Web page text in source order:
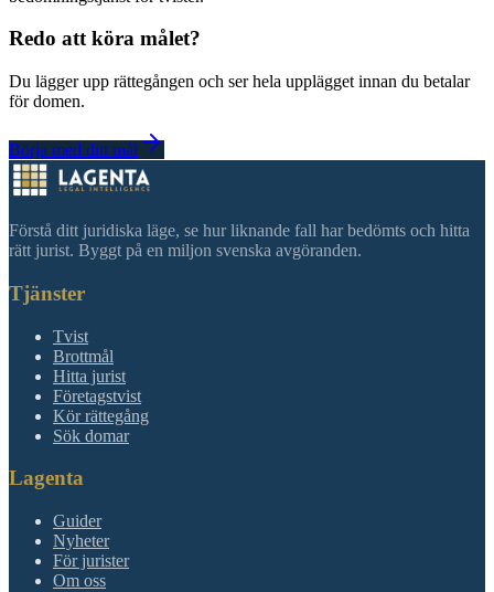
Redo att köra målet?
Du lägger upp rättegången och ser hela upplägget innan du betalar
för domen.
Börja med ditt mål
Förstå ditt juridiska läge, se hur liknande fall har bedömts och hitta
rätt jurist. Byggt på en miljon svenska avgöranden.
Tjänster
Tvist
Brottmål
Hitta jurist
Företagstvist
Kör rättegång
Sök domar
Lagenta
Guider
Nyheter
För jurister
Om oss